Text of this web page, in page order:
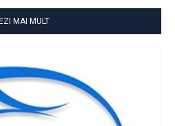
MAI MULT